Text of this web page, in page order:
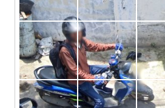
de
Luego de la reunión
comisiones de
Legislación Penal,